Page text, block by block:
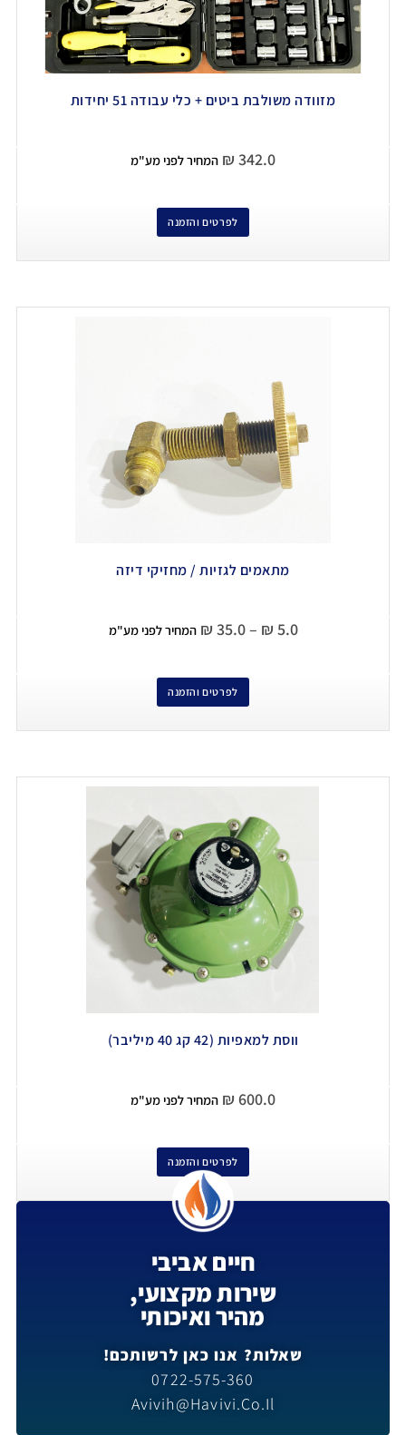
מזוודה משולבת ביטים + כלי עבודה 51 יחידות
₪ 342.0 המחיר לפני מע"מ
לפרטים והזמנה
מתאמים לגזיות / מחזיקי דיזה
₪ 5.0
–
₪ 35.0 המחיר לפני מע"מ
לפרטים והזמנה
ווסת למאפיות (42 קג 40 מיליבר)
₪ 600.0 המחיר לפני מע"מ
לפרטים והזמנה
חיים אביבי
שירות מקצועי,
מהיר ואיכותי
שאלות? אנו כאן לרשותכם!
0722-575-360
Avivih@havivi.co.il